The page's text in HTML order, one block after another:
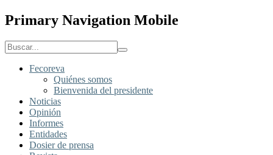
Primary Navigation Mobile
Fecoreva
Quiénes somos
Bienvenida del presidente
Noticias
Opinión
Informes
Entidades
Dosier de prensa